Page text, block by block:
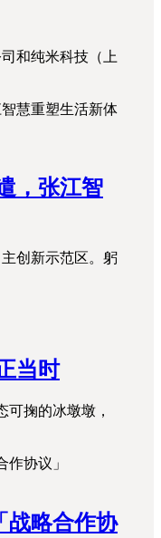
和纯米科技（上
，张江智
创新示范区。躬
当时
可掬的冰墩墩，
战略合作协